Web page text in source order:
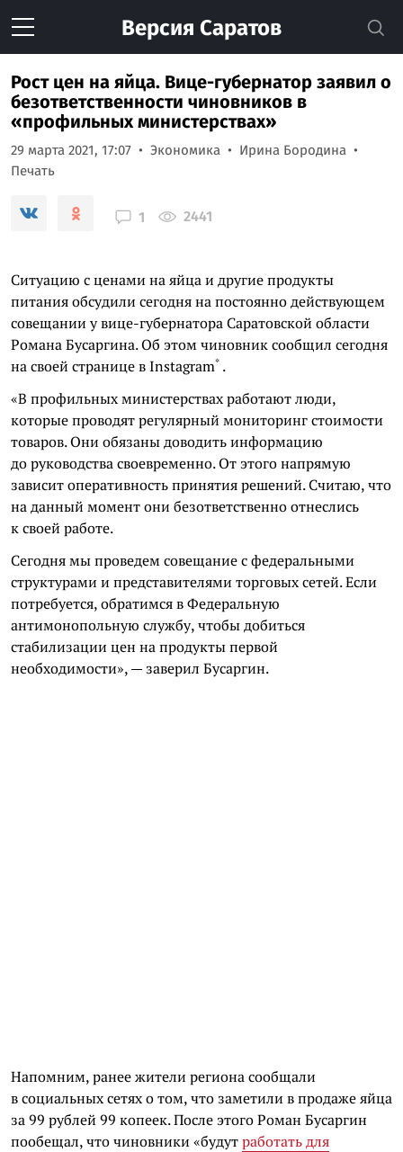
Версия Саратов
Рост цен на яйца. Вице-губернатор заявил о
безответственности чиновников в
«профильных министерствах»
29 марта 2021, 17:07 Экономика
Ирина Бородина
Печать
1 2441
Ситуацию с ценами на яйца и другие продукты
питания обсудили сегодня на постоянно действующем
совещании у вице-губернатора Саратовской области
Романа Бусаргина. Об этом чиновник сообщил сегодня
на своей странице вInstagram* .
«В профильных министерствах работают люди,
которые проводят регулярный мониторинг стоимости
товаров. Они обязаны доводить информацию
до руководства своевременно. От этого напрямую
зависит оперативность принятия решений. Считаю, что
на данный момент они безответственно отнеслись
к своей работе.
Сегодня мы проведем совещание с федеральными
структурами и представителями торговых сетей. Если
потребуется, обратимся в Федеральную
антимонопольную службу, чтобы добиться
стабилизации цен на продукты первой
необходимости», — заверил Бусаргин.
Напомним, ранее жители региона сообщали
в социальных сетях о том, что заметили в продаже яйца
за 99 рублей 99 копеек. После этого Роман Бусаргин
пообещал, что чиновники «будутработать для